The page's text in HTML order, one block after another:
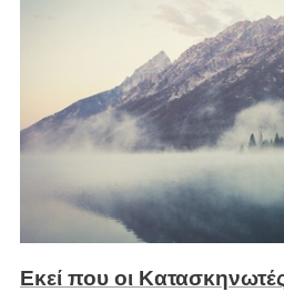
Εκεί που οι